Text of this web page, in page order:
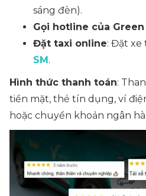
sáng đèn).
Gọi hotline của Green
Đặt taxi online: Đặt xe
SM.
Hình thức thanh toán:
tiền mặt, thẻ tín dụng, ví
hoặc chuyển khoản ngân